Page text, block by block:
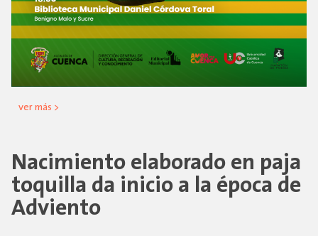
ver más >
Nacimiento elaborado en paja
toquilla da inicio a la época de
Adviento